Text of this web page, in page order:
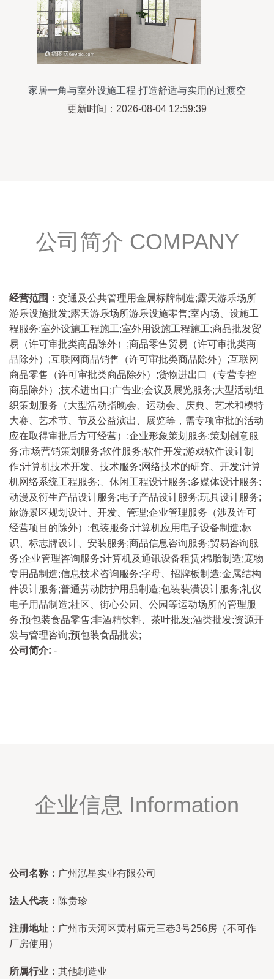
家居一角与室外设施工程 打造舒适与实用的过渡空
间
更新时间：2026-08-04 12:59:39
公司简介 COMPANY
经营范围： 交通及公共管理用金属标牌制造;露天游乐场所
游乐设施批发;露天游乐场所游乐设施零售;室内场、设施工
程服务;室外设施工程施工;室外用设施工程施工;商品批发贸
易（许可审批类商品除外）;商品零售贸易（许可审批类商
品除外）;互联网商品销售（许可审批类商品除外）;互联网
商品零售（许可审批类商品除外）;货物进出口（专营专控
商品除外）;技术进出口;广告业;会议及展览服务;大型活动组
织策划服务（大型活动指晚会、运动会、庆典、艺术和模特
大赛、艺术节、节及公益演出、展览等，需专项审批的活动
应在取得审批后方可经营）;企业形象策划服务;策划创意服
务;市场营销策划服务;软件服务;软件开发;游戏软件设计制
作;计算机技术开发、技术服务;网络技术的研究、开发;计算
机网络系统工程服务;、休闲工程设计服务;多媒体设计服务;
动漫及衍生产品设计服务;电子产品设计服务;玩具设计服务;
旅游景区规划设计、开发、管理;企业管理服务（涉及许可
经营项目的除外）;包装服务;计算机应用电子设备制造;标
识、标志牌设计、安装服务;商品信息咨询服务;贸易咨询服
务;企业管理咨询服务;计算机及通讯设备租赁;棉胎制造;宠物
专用品制造;信息技术咨询服务;字母、招牌板制造;金属结构
件设计服务;普通劳动防护用品制造;包装装潢设计服务;礼仪
电子用品制造;社区、街心公园、公园等运动场所的管理服
务;预包装食品零售;非酒精饮料、茶叶批发;酒类批发;资源开
发与管理咨询;预包装食品批发;
公司简介: -
企业信息 Information
公司名称： 广州泓星实业有限公司
法人代表： 陈贵珍
注册地址： 广州市天河区黄村庙元三巷3号256房（不可作
厂房使用）
所属行业： 其他制造业